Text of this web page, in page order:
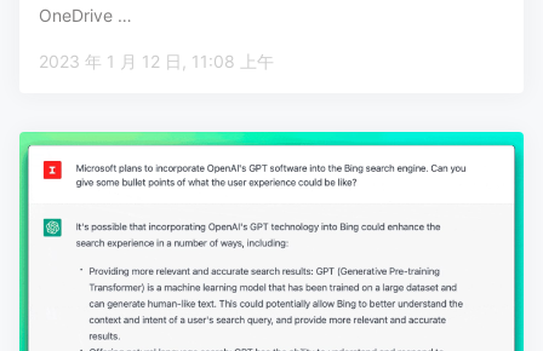
OneDrive …
2023 年 1 月 12 日, 11:08 上午